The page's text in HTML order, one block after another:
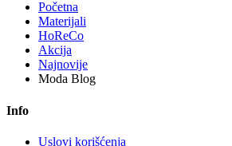
Početna
Materijali
HoReCo
Akcija
Najnovije
Moda Blog
Info
Uslovi korišćenja